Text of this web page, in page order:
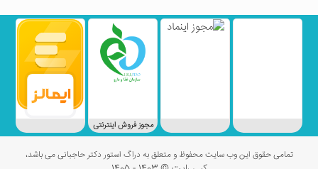
مجوز فروش اینترنتی
تمامی حقوق این وب سایت محفوظ و متعلق به دراگ استور دکتر حاجبانی می باشد،